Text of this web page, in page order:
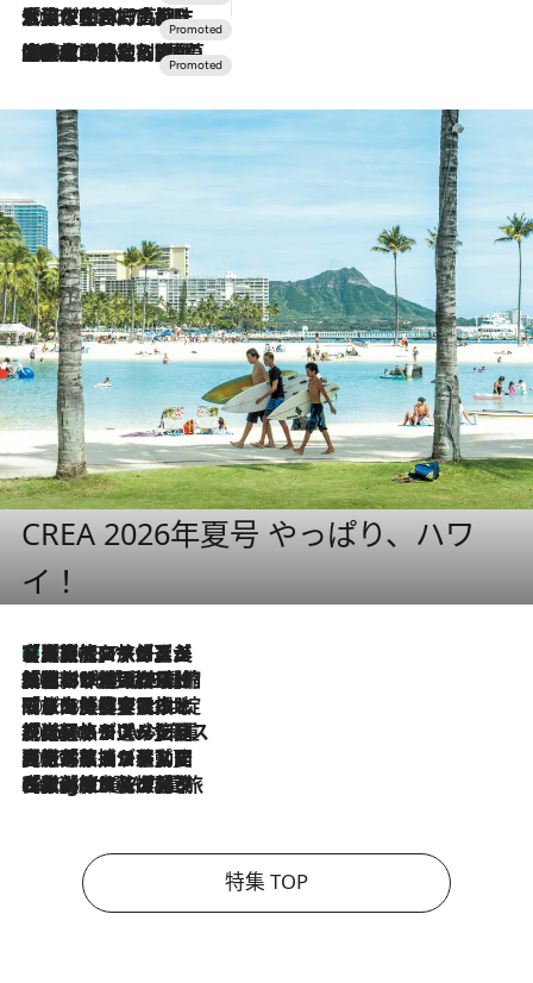
2026.7.17
「土佐和ハーブかき氷」がOMO7高知に登場！生姜、山椒、大葉など目にも舌にも涼を呼ぶ郷土の味
2026.7.10
NEW OPEN！【界 草津】名湯の地に誕生。趣の異なる2種の温泉と上州ならではの会席・蕎麦割烹など美食を味わう究極の癒やし旅
CREA 2026年夏号 やっぱり、ハワ
イ！
2026.8.7
【厳選旅コスメ】「多機能アイテムがメイン！」旅好き美容エディターが選んだ夏旅ベストコスメを発表【Mサイズジップ】
2026.8.6
「荷物が増えるほど旅ストレスは増す」美容ジャーナリストがたどり着いた最終結論。“化粧品を劇的に減らす”感動の凝縮美容とは
2026.8.6
「旅先には金髪ウィッグを持参」日本と同じメイクでは損してる!? 美容ジャーナリストが提案する“掟破りの旅美容”とは
2026.8.6
【厳選旅コスメ】「身軽さ＆UV対策重視！」ヘアアーティストshucoが選んだ夏旅ベストコスメを発表【Mサイズジップ】
2026.8.5
【厳選旅コスメ】国内をあちこち移動する河井菜摘が選んだ夏旅ベストコスメ発表！「リラックスアイテムはマスト」【Mサイズジップ】
2026.8.4
【厳選旅コスメ】「紫外線＆乾燥対策しながらメイク感も！」ヘア＆メイクGeorgeが選んだ夏旅ベストコスメを発表！【Mサイズジップ】
特集 TOP